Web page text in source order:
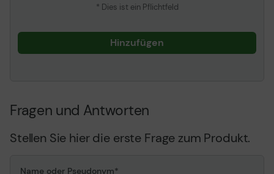
* Dies ist ein Pflichtfeld
Hinzufügen
Fragen und Antworten
Stellen Sie hier die erste Frage zum Produkt.
Name oder Pseudonym